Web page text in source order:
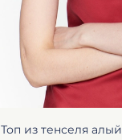
Топ из тенселя алый